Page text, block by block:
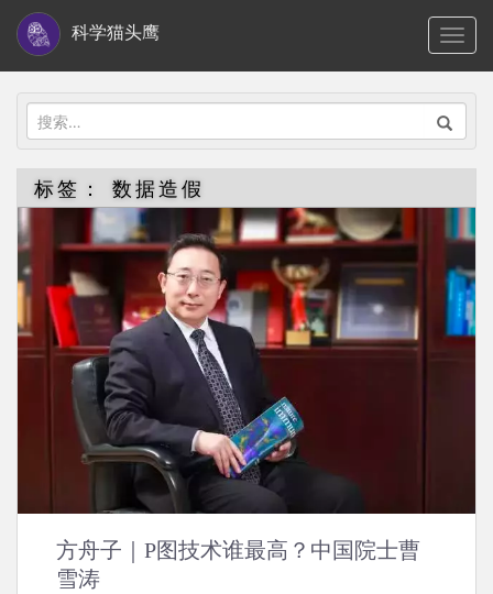
i
科学猫头鹰
搜
索：
标签： 数据造假
方舟子｜P图技术谁最高？中国院士曹
雪涛